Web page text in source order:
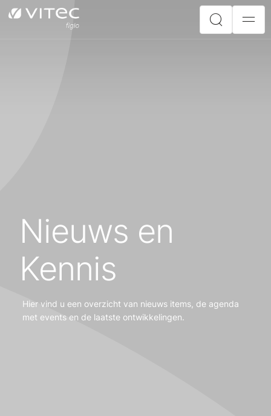
Nieuws en
Kennis
Hier vind u een overzicht van nieuws items, de agenda
met events en de laatste ontwikkelingen.